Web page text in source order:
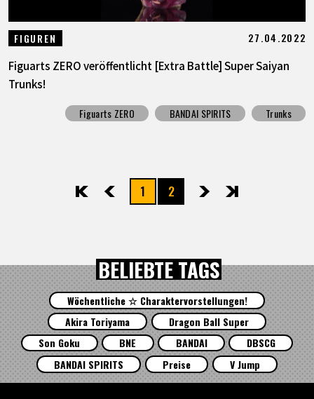
FIGUREN 27.04.2022
Figuarts ZERO veröffentlicht [Extra Battle] Super Saiyan
Trunks!
Figuarts ZERO BANDAI SPIRITS Trunks
先頭 前へ1 2 次へ最後
BELIEBTE TAGS
Wöchentliche ☆ Charaktervorstellungen!
Akira Toriyama
Dragon Ball Super
Son Goku
BNE BANDAI
DBSCG
BANDAI SPIRITS
Preise V Jump